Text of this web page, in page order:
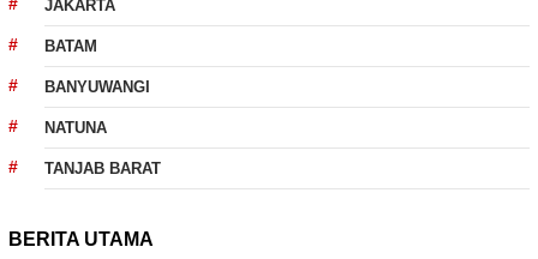
JAKARTA
BATAM
BANYUWANGI
NATUNA
TANJAB BARAT
BERITA UTAMA